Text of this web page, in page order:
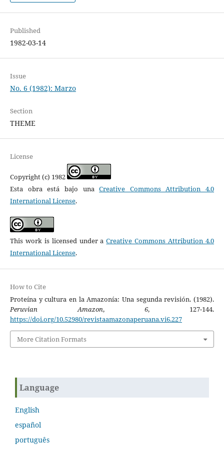
Published
1982-03-14
Issue
No. 6 (1982): Marzo
Section
THEME
License
Copyright (c) 1982
Esta obra está bajo unaCreative Commons Attribution 4.0
International License.
This work is licensed under aCreative Commons Attribution 4.0
International License.
How to Cite
Proteína y cultura en la Amazonía: Una segunda revisión. (1982).
Peruvian Amazon,6, 127-144.
https://doi.org/10.52980/revistaamazonaperuana.vi6.227
More Citation Formats
Language
English
español
português